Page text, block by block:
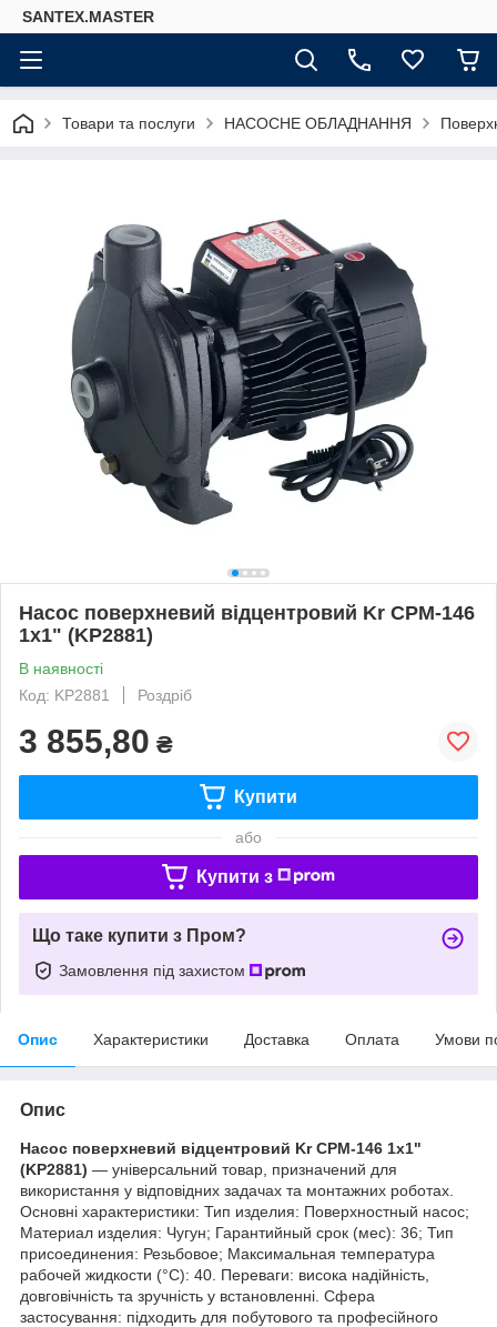
SANTEX.MASTER
Товари та послуги НАСОСНЕ ОБЛАДНАННЯ
Насос поверхневий відцентровий Kr CPM-146
1x1" (KP2881)
В наявності
Код: KP2881
Роздріб
3 855,80 ₴
Купити
або
Купити з
Що таке купити з Пром?
Замовлення під захистом
Опис Характеристики Доставка Оплата Умови
Опис
Насос поверхневий відцентровий Kr CPM-146 1x1"
(KP2881) — універсальний товар, призначений для
використання у відповідних задачах та монтажних роботах.
Основні характеристики: Тип изделия: Поверхностный насос;
Материал изделия: Чугун; Гарантийный срок (мес): 36; Тип
присоединения: Резьбовое; Максимальная температура
рабочей жидкости (°C): 40. Переваги: висока надійність,
довговічність та зручність у встановленні. Сфера
застосування: підходить для побутового та професійного